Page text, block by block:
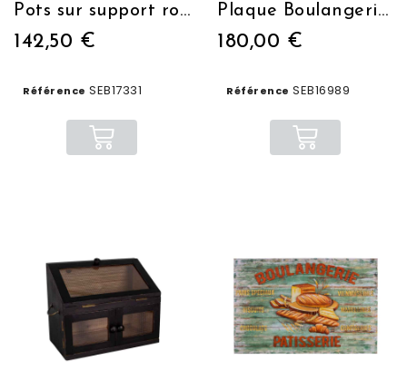
Pots sur support rotatif industriel
142,50 €
Référence SEB17331
Plaque Boulangerie P?¢tisserie
180,00 €
Référence SEB16989